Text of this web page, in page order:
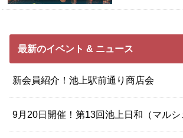
最新のイベント & ニュース
新会員紹介！池上駅前通り商店会
9月20日開催！第13回池上日和（マル